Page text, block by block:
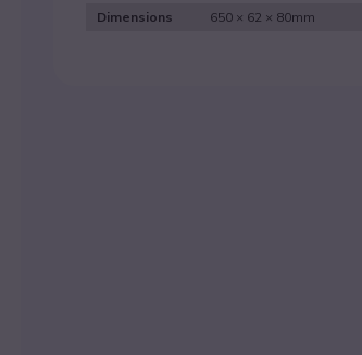
Dimensions
650 × 62 × 80mm